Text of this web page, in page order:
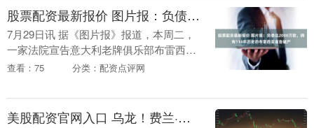
股票配资最新报价 图片报：负债达2000万欧，拥有114年历史的布雷西亚宣告破产
7月29日讯 据《图片报》报道，本周二，
一家法院宣告意大利老牌俱乐部布雷西亚
破产，该俱乐部负债高达2000万欧元。 布
奥拉以....
查看：75 分类：配资点评网
美股配资官网入口 乌龙！费兰·托雷斯维基百科词条被篡改，显示下赛季加盟利物浦